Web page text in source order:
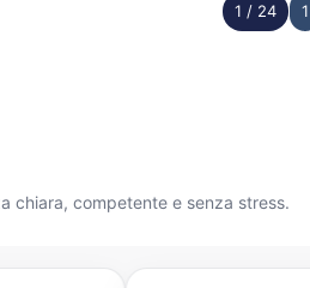
1 / 24 1
chiara, competente e senza stress.